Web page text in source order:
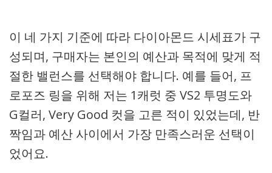
이 네 가지 기준에 따라 다이아몬드 시세표가 구
성되며, 구매자는 본인의 예산과 목적에 맞게 적
절한 밸런스를 선택해야 합니다. 예를 들어, 프
로포즈 링을 위해 저는 1캐럿 중 VS2 투명도와
G컬러, Very Good 컷을 고른 적이 있었는데, 반
짝임과 예산 사이에서 가장 만족스러운 선택이
었어요.